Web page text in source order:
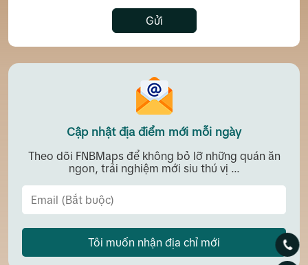
Gửi
Cập nhật địa điểm mới mỗi ngày
Theo dõi FNBMaps để không bỏ lỡ những quán ăn
ngon, trải nghiệm mới siu thú vị ...
Tôi muốn nhận địa chỉ mới